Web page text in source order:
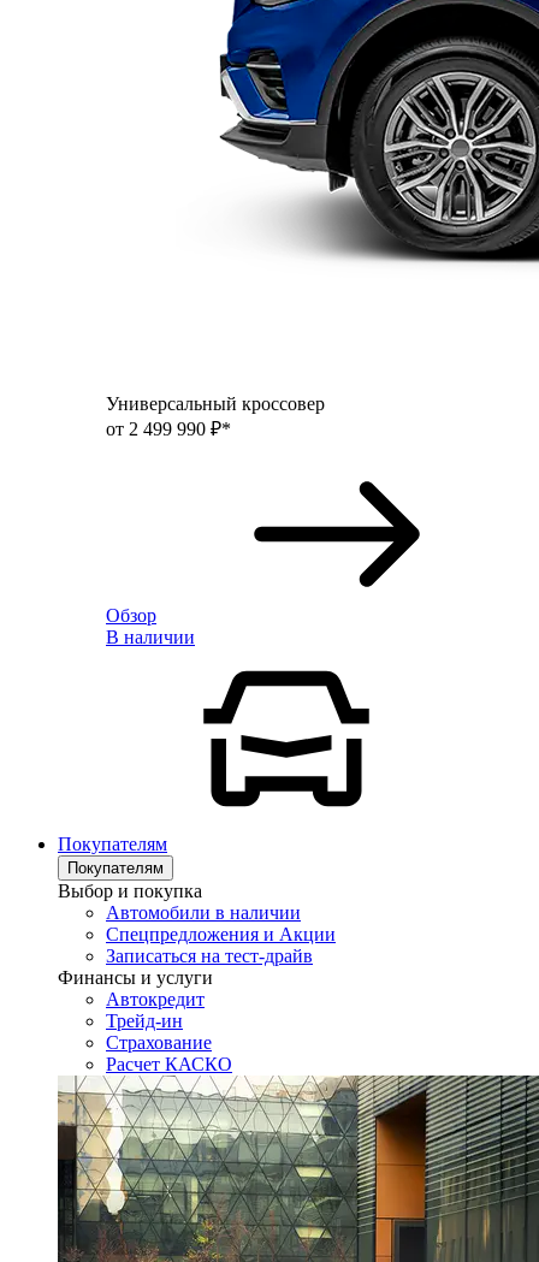
Универсальный кроссовер
от 2 499 990 ₽*
Обзор
В наличии
Покупателям
Покупателям
Выбор и покупка
Автомобили в наличии
Спецпредложения и Акции
Записаться на тест-драйв
Финансы и услуги
Автокредит
Трейд-ин
Страхование
Расчет КАСКО